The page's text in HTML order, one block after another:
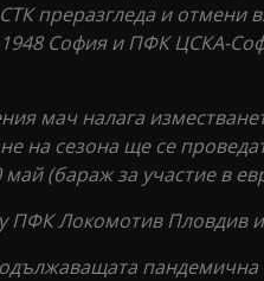
преразгледа и отмени
София и ПФК ЦСКА-
мач налага
на сезона ще се
(бараж за участие в
Локомотив Пловдив